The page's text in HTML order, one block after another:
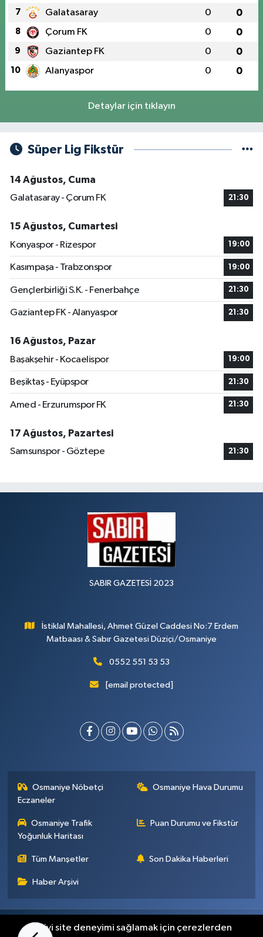
7 Galatasaray 0 0
8 Çorum FK 0 0
9 Gaziantep FK 0 0
10 Alanyaspor 0 0
Detaylar için tıklayın
Süper Lig Fikstür
14 Ağustos, Cuma
Galatasaray - Çorum FK
21:30
15 Ağustos, Cumartesi
Konyaspor - Rizespor
19:00
Kasımpaşa - Trabzonspor 19:00
Gençlerbirliği S.K. - Fenerbahçe 21:30
Gaziantep FK - Alanyaspor 21:30
16 Ağustos, Pazar
Başakşehir - Kocaelispor
19:00
Beşiktaş - Eyüpspor 21:30
Amed - Erzurumspor FK 21:30
17 Ağustos, Pazartesi
Samsunspor - Göztepe
21:30
SABIR GAZETESİ 2023
İstiklal Mahallesi, Ahmet Güzel Caddesi No:7 Erdem
Matbaası & Sabır Gazetesi Düziçi/Osmaniye
0552 551 53 53
[email protected]
Osmaniye Nöbetçi
Eczaneler
Osmaniye Hava Durumu
Osmaniye Trafik
Yoğunluk Haritası
Puan Durumu ve Fikstür
Tüm Manşetler Son Dakika Haberleri
Haber Arşivi
Künye İletişim Gizlilik Sözleşmesi
En iyi site deneyimi sağlamak için çerezlerden